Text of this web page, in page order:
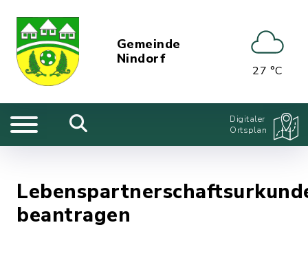
Gemeinde
Nindorf
27 °C
Digitaler
Ortsplan
beantragen